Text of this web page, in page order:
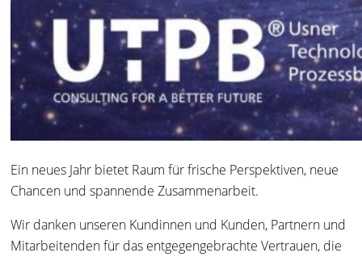
Ein neues Jahr bietet Raum für frische Perspektiven, neue
Chancen und spannende Zusammenarbeit.
Wir danken unseren Kundinnen und Kunden, Partnern und
Mitarbeitenden für das entgegengebrachte Vertrauen, die